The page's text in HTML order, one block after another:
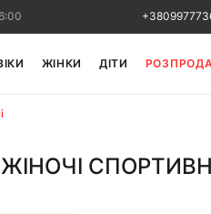
ЖІНКИ ДІТИ